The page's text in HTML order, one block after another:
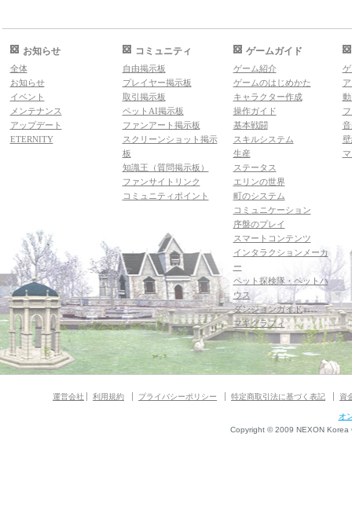
お知らせ
全体
お知らせ
イベント
メンテナンス
アップデート
ETERNITY
コミュニティ
自由掲示板
プレイヤー掲示板
取引掲示板
ペットAI掲示板
ファンアート掲示板
スクリーンショット掲示
板
知識王（質問掲示板）
ファンサイトリンク
コミュニティポイント
ゲームガイド
ゲーム紹介
ゲームのはじめかた
キャラクター作成
操作ガイド
基本戦闘
スキルシステム
生産
ステータス
エリンの世界
町のシステム
コミュニケーション
序盤のプレイ
スマートコンテンツ
インタラクションメーカ
ー
ペット探検隊・ペットハ
ウス
ダンジョンガイド
マギグラフィ
運営会社 利用規約 プライバシーポリシー 特定商取引法に基づく表記 資
オ
Copyright © 2009 NEXON Korea